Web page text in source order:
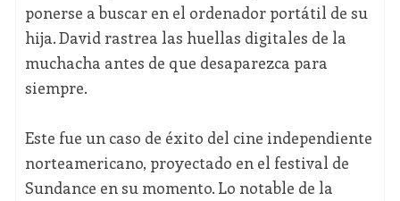
ponerse a buscar en el ordenador portátil de su
hija. David rastrea las huellas digitales de la
muchacha antes de que desaparezca para
siempre.
Este fue un caso de éxito del cine independiente
norteamericano, proyectado en el festival de
Sundance en su momento. Lo notable de la